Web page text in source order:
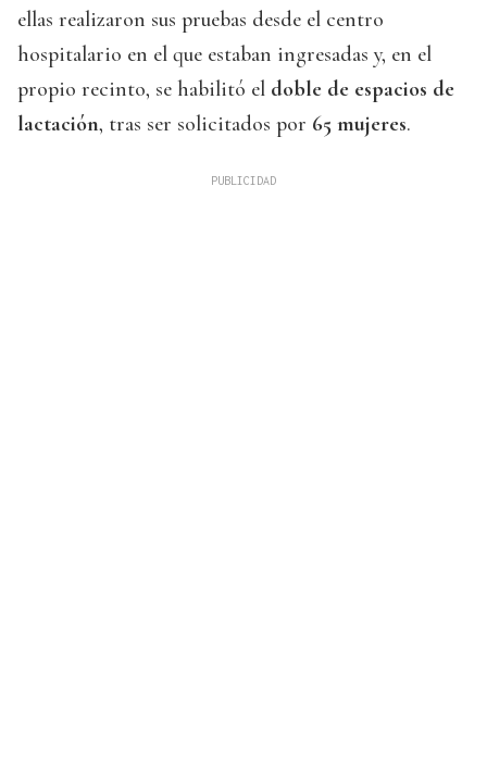
ellas realizaron sus pruebas desde el centro
hospitalario en el que estaban ingresadas y, en el
propio recinto, se habilitó el doble de espacios de
lactación, tras ser solicitados por 65 mujeres.